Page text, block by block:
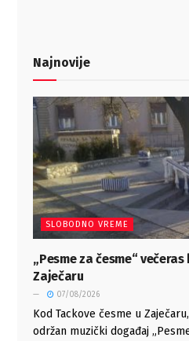
Najnovije
SLOBODNO VREME
„Pesme za česme“
Zaječaru
07/08/2026
Kod Tackove česme u
održan muzički događaj